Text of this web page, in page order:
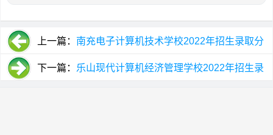
上一篇： 南充电子计算机技术学校2022年招生录取分
数线 下一篇： 乐山现代计算机经济管理学校2022年招生录